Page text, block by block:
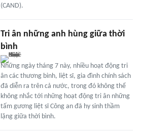
(CAND).
Tri ân những anh hùng giữa thời
bình
Những ngày tháng 7 này, nhiều hoạt động tri
ân các thương binh, liệt sĩ, gia đình chính sách
đã diễn ra trên cả nước, trong đó không thể
không nhắc tới những hoạt động tri ân những
tấm gương liệt sĩ Công an đã hy sinh thầm
lặng giữa thời bình.